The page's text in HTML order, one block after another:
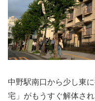
中野駅南口から少し東
宅」がもうすぐ解体さ